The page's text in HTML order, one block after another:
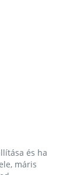
és ha
máris